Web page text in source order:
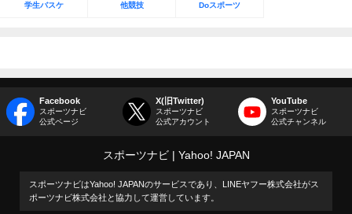
学生バスケ 他競技 Doスポーツ
Facebook
スポーツナビ
公式ページ
X(旧Twitter)
スポーツナビ
公式アカウント
YouTube
スポーツナビ
公式チャンネル
スポーツナビ Yahoo! JAPAN
スポーツナビはYahoo! JAPANのサービスであり、LINEヤフー株式会社がス
ポーツナビ株式会社と協力して運営しています。